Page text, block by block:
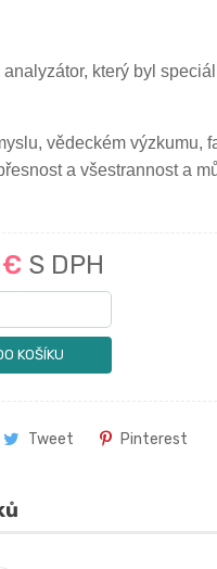
který byl
vědeckém výzkumu,
a všestrannost a
€ S DPH
KOŠÍKU
Tweet Pinterest